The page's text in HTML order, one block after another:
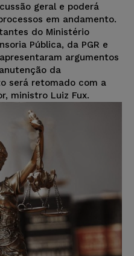
geral e poderá
em andamento.
do Ministério
Pública, da PGR e
argumentos
da
será retomado com a
ministro Luiz Fux.